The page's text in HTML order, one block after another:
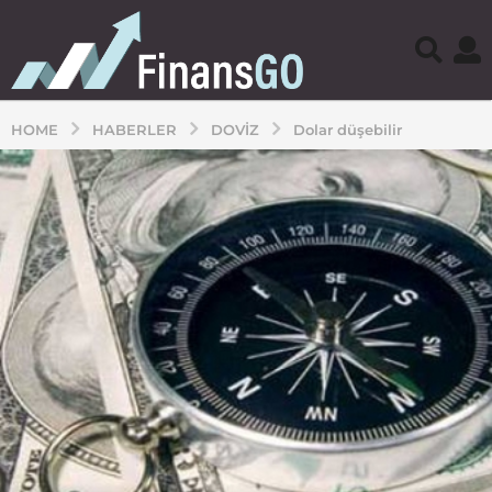
HOME HABERLER DOVIZ Dolar düşebilir